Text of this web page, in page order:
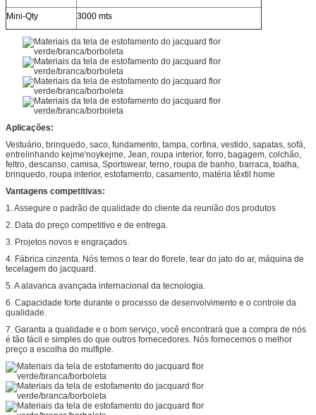
Mini-Qty 3000 mts
Aplicações:
Vestuário, brinquedo, saco, fundamento, tampa, cortina, vestido, sapatas, sofá,
entrelinhando kejme'noykejme, Jean, roupa interior, forro, bagagem, colchão,
feltro, descanso, camisa, Sportswear, terno, roupa de banho, barraca, toalha,
brinquedo, roupa interior, estofamento, casamento, matéria têxtil home
Vantagens competitivas:
1. Assegure o padrão de qualidade do cliente da reunião dos produtos
2. Data do preço competitivo e de entrega.
3. Projetos novos e engraçados.
4. Fábrica cinzenta. Nós temos o tear do florete, tear do jato do ar, máquina de
tecelagem do jacquard.
5. A alavanca avançada internacional da tecnologia.
6. Capacidade forte durante o processo de desenvolvimento e o controle da
qualidade.
7. Garanta a qualidade e o bom serviço, você encontrará que a compra de nós
é tão fácil e simples do que outros fornecedores. Nós fornecemos o melhor
preço a escolha do mulfiple.